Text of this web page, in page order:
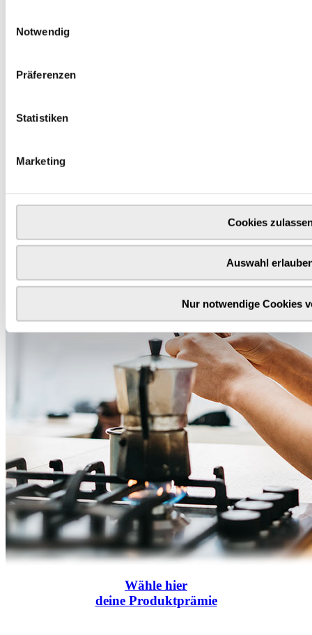
Notwendig
Präferenzen
Statistiken
Marketing
Cookies
Auswahl
Nur notwendige Cookies
Wähle hier
deine Produktprämie